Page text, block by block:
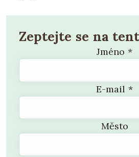
Zeptejte se na
Jméno *
E-mail *
Město